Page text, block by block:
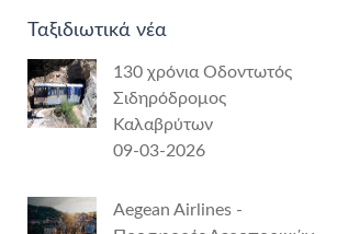
Ταξιδιωτικά νέα
130 χρόνια Οδοντωτός
Σιδηρόδρομος
Καλαβρύτων
09-03-2026
Aegean Airlines -